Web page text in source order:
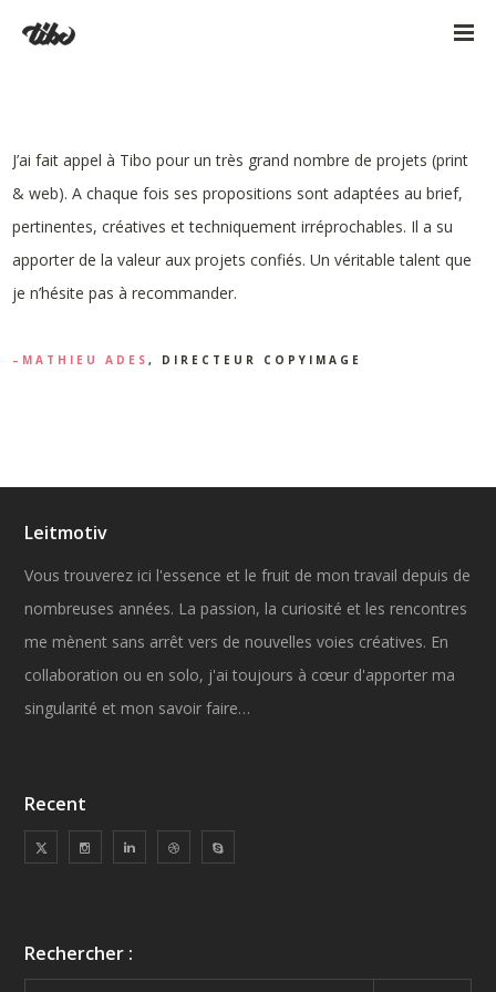
J’ai fait appel à Tibo pour un très grand nombre de projets (print
& web). A chaque fois ses propositions sont adaptées au brief,
pertinentes, créatives et techniquement irréprochables. Il a su
apporter de la valeur aux projets confiés. Un véritable talent que
je n’hésite pas à recommander.
MATHIEU ADES, DIRECTEUR COPYIMAGE
Leitmotiv
Vous trouverez ici l'essence et le fruit de mon travail depuis de
nombreuses années. La passion, la curiosité et les rencontres
me mènent sans arrêt vers de nouvelles voies créatives. En
collaboration ou en solo, j'ai toujours à cœur d'apporter ma
singularité et mon savoir faire…
Recent
Rechercher :